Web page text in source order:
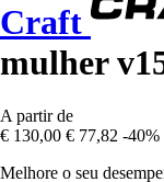
Craft
mulher
A partir de
€ 130,00 € 77,82 -40%
Melhore o seu